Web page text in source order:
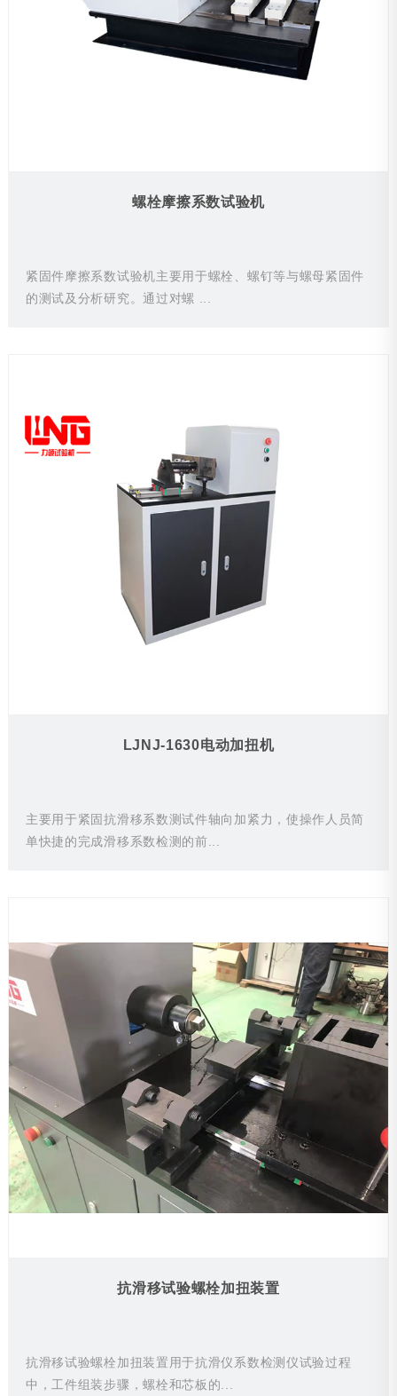
螺栓摩擦系数试验机
紧固件摩擦系数试验机主要用于螺栓、螺钉等与螺母紧固件
的测试及分析研究。通过对螺 ...
LJNJ-1630电动加扭机
主要用于紧固抗滑移系数测试件轴向加紧力，使操作人员简
单快捷的完成滑移系数检测的前...
抗滑移试验螺栓加扭装置
抗滑移试验螺栓加扭装置用于抗滑仪系数检测仪试验过程
中，工件组装步骤，螺栓和芯板的...